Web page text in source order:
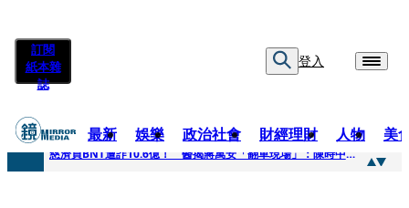
訂閱
紙本雜
誌
登入
最新 娛樂 政治社會 財經理財 人物 美
快訊
慈濟買BNT遭詐10.6億！ 醫揭蔣萬安「翻車現場」：陳時中當年是阻止被騙